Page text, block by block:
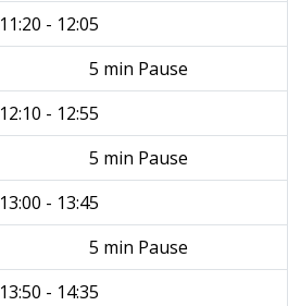
11:20 - 12:05
5 min Pause
12:10 - 12:55
5 min Pause
13:00 - 13:45
5 min Pause
13:50 - 14:35